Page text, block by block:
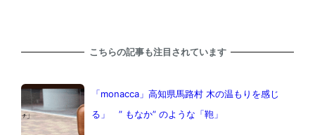
こちらの記事も注目されています
「monacca」高知県馬路村 木の温もりを感じ
る」 ” もなか” のような「鞄」